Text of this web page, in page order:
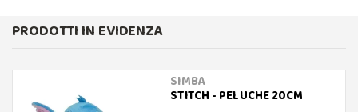
PRODOTTI IN EVIDENZA
SIMBA
STITCH - PELUCHE 20CM